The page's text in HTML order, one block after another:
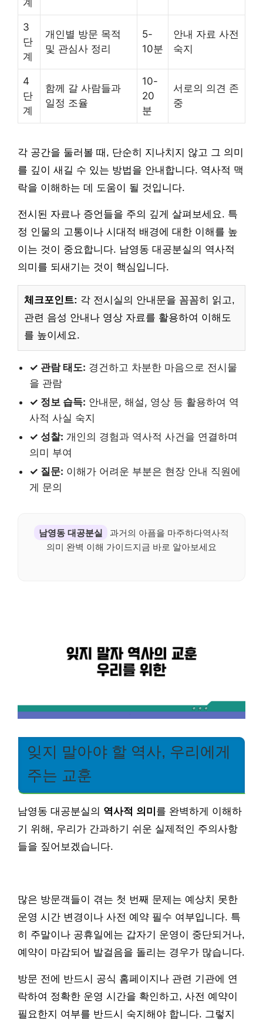
계
3
단
계
개인별 방문 목적
및 관심사 정리
5-
10분
안내 자료 사전
숙지
4
단
계
함께 갈 사람들과
일정 조율
10-
20
분
서로의 의견 존
중
각 공간을 둘러볼 때, 단순히 지나치지 않고 그 의미
를 깊이 새길 수 있는 방법을 안내합니다. 역사적 맥
락을 이해하는 데 도움이 될 것입니다.
전시된 자료나 증언들을 주의 깊게 살펴보세요. 특
정 인물의 고통이나 시대적 배경에 대한 이해를 높
이는 것이 중요합니다. 남영동 대공분실의 역사적
의미를 되새기는 것이 핵심입니다.
체크포인트: 각 전시실의 안내문을 꼼꼼히 읽고,
관련 음성 안내나 영상 자료를 활용하여 이해도
를 높이세요.
✓ 관람 태도: 경건하고 차분한 마음으로 전시물
을 관람
✓ 정보 습득: 안내문, 해설, 영상 등 활용하여 역
사적 사실 숙지
✓ 성찰: 개인의 경험과 역사적 사건을 연결하며
의미 부여
✓ 질문: 이해가 어려운 부분은 현장 안내 직원에
게 문의
남영동 대공분실
과거의 아픔을 마주하다역사적
의미 완벽 이해 가이드지금 바로 알아보세요
잊지 말아야 할 역사, 우리에게
주는 교훈
남영동 대공분실의 역사적 의미 를 완벽하게 이해하
기 위해, 우리가 간과하기 쉬운 실제적인 주의사항
들을 짚어보겠습니다.
많은 방문객들이 겪는 첫 번째 문제는 예상치 못한
운영 시간 변경이나 사전 예약 필수 여부입니다. 특
히 주말이나 공휴일에는 갑자기 운영이 중단되거나,
예약이 마감되어 발걸음을 돌리는 경우가 많습니다.
방문 전에 반드시 공식 홈페이지나 관련 기관에 연
락하여 정확한 운영 시간을 확인하고, 사전 예약이
필요한지 여부를 반드시 숙지해야 합니다. 그렇지